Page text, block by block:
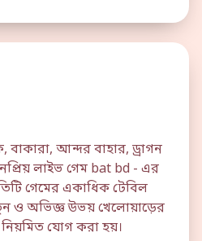
বাকারা, আন্দর বাহার, ড্রাগন
লাইভ গেম bat bd - এর
গেমের একাধিক টেবিল
ও অভিজ্ঞ উভয় খেলোয়াড়ের
যোগ করা হয়।